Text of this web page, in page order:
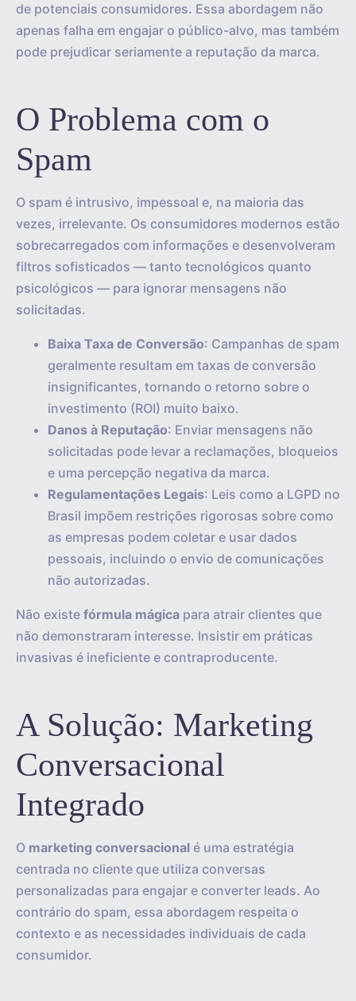
de potenciais consumidores. Essa abordagem não
apenas falha em engajar o público-alvo, mas também
pode prejudicar seriamente a reputação da marca.
O Problema com o
Spam
O spam é intrusivo, impessoal e, na maioria das
vezes, irrelevante. Os consumidores modernos estão
sobrecarregados com informações e desenvolveram
filtros sofisticados — tanto tecnológicos quanto
psicológicos — para ignorar mensagens não
solicitadas.
Baixa Taxa de Conversão: Campanhas de spam
geralmente resultam em taxas de conversão
insignificantes, tornando o retorno sobre o
investimento (ROI) muito baixo.
Danos à Reputação: Enviar mensagens não
solicitadas pode levar a reclamações, bloqueios
e uma percepção negativa da marca.
Regulamentações Legais: Leis como a LGPD no
Brasil impõem restrições rigorosas sobre como
as empresas podem coletar e usar dados
pessoais, incluindo o envio de comunicações
não autorizadas.
Não existe fórmula mágica para atrair clientes que
não demonstraram interesse. Insistir em práticas
invasivas é ineficiente e contraproducente.
A Solução: Marketing
Conversacional
Integrado
O marketing conversacional é uma estratégia
centrada no cliente que utiliza conversas
personalizadas para engajar e converter leads. Ao
contrário do spam, essa abordagem respeita o
contexto e as necessidades individuais de cada
consumidor.